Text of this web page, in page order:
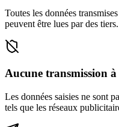
Toutes les données
peuvent être lues par des tiers.
Aucune transmission à
Les données saisies ne sont
tels que les réseaux